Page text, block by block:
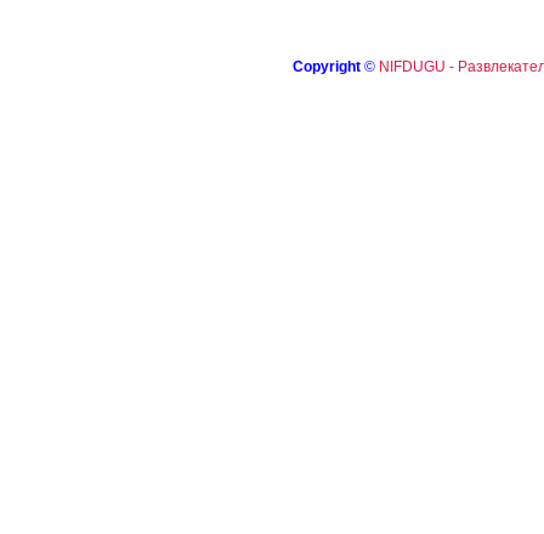
Copyright © NIFDUGU -